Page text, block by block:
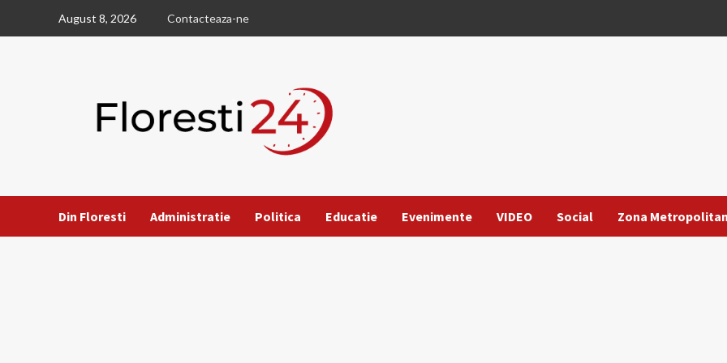
August 8, 2026 Contacteaza-ne
Din Floresti Administratie Politica Educatie Evenimente VIDEO Social Zona